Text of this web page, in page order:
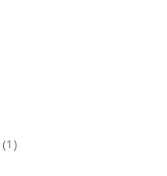
1 1